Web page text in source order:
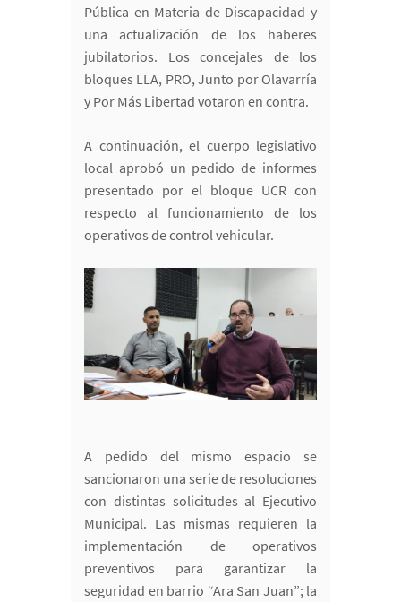
Pública en Materia de Discapacidad y
una actualización de los haberes
jubilatorios. Los concejales de los
bloques LLA, PRO, Junto por Olavarría
y Por Más Libertad votaron en contra.
A continuación, el cuerpo legislativo
local aprobó un pedido de informes
presentado por el bloque UCR con
respecto al funcionamiento de los
operativos de control vehicular.
A pedido del mismo espacio se
sancionaron una serie de resoluciones
con distintas solicitudes al Ejecutivo
Municipal. Las mismas requieren la
implementación de operativos
preventivos para garantizar la
seguridad en barrio “Ara San Juan”; la